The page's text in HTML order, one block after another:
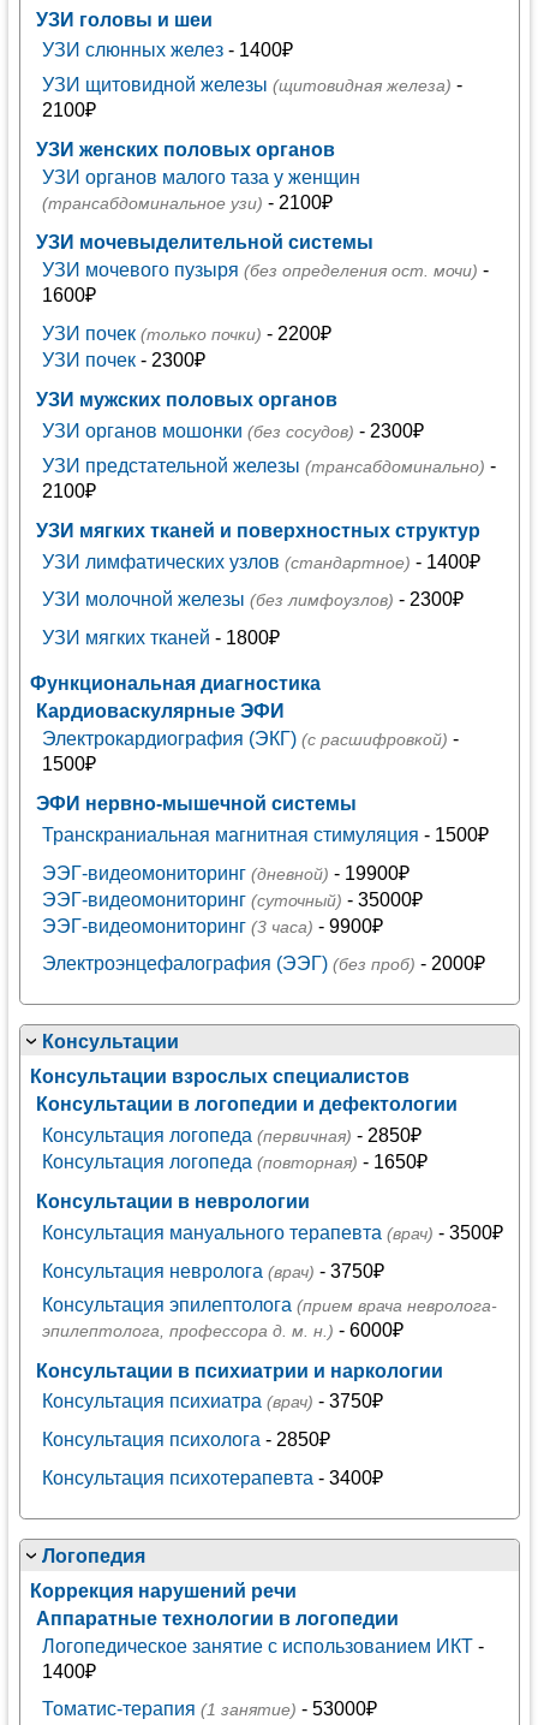
УЗИ головы и шеи
УЗИ слюнных желез- 1400₽
УЗИ щитовидной железы (щитовидная железа) -
2100₽
УЗИ женских половых органов
УЗИ органов малого таза у женщин
(трансабдоминальное узи) - 2100₽
УЗИ мочевыделительной системы
УЗИ мочевого пузыря (без определения ост. мочи) -
1600₽
УЗИ почек (только почки) - 2200₽
УЗИ почек- 2300₽
УЗИ мужских половых органов
УЗИ органов мошонки (без сосудов) - 2300₽
УЗИ предстательной железы (трансабдоминально) -
2100₽
УЗИ мягких тканей и поверхностных структур
УЗИ лимфатических узлов (стандартное) - 1400₽
УЗИ молочной железы (без лимфоузлов) - 2300₽
УЗИ мягких тканей - 1800₽
Функциональная диагностика
Кардиоваскулярные ЭФИ
Электрокардиография (ЭКГ) (с расшифровкой) -
1500₽
ЭФИ нервно-мышечной системы
Транскраниальная магнитная стимуляция - 1500₽
ЭЭГ-видеомониторинг (дневной) - 19900₽
ЭЭГ-видеомониторинг (суточный) - 35000₽
ЭЭГ-видеомониторинг (3 часа) - 9900₽
Электроэнцефалография (ЭЭГ) (без проб) - 2000₽
Консультации
Консультации взрослых специалистов
Консультации в логопедии и дефектологии
Консультация логопеда (первичная) - 2850₽
Консультация логопеда (повторная) - 1650₽
Консультации в неврологии
Консультация мануального терапевта (врач) - 3500₽
Консультация невролога (врач) - 3750₽
Консультация эпилептолога (прием врача невролога-
эпилептолога, профессора д. м. н.) - 6000₽
Консультации в психиатрии и наркологии
Консультация психиатра (врач) - 3750₽
Консультация психолога - 2850₽
Консультация психотерапевта - 3400₽
Логопедия
Коррекция нарушений речи
Аппаратные технологии в логопедии
Логопедическое занятие с использованием ИКТ-
1400₽
Томатис-терапия (1 занятие) - 53000₽